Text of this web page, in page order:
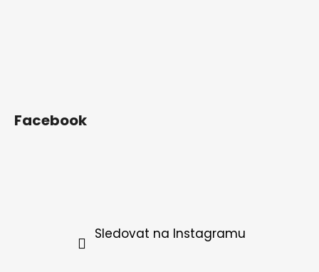
Facebook
Sledovat na Instagramu